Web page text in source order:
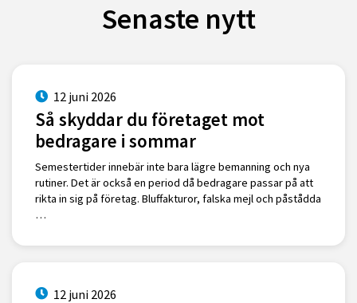
Senaste nytt
12 juni 2026
Så skyddar du företaget mot
bedragare i sommar
Semestertider innebär inte bara lägre bemanning och nya
rutiner. Det är också en period då bedragare passar på att
rikta in sig på företag. Bluffakturor, falska mejl och påstådda
…
12 juni 2026